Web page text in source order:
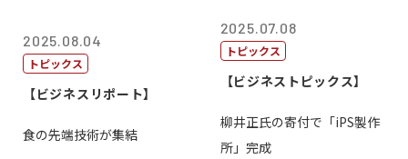
2025.08.04
トピックス
【ビジネスリポート】
食の先端技術が集結
2025.07.08
トピックス
【ビジネストピックス】
柳井正氏の寄付で「iPS製作
所」完成